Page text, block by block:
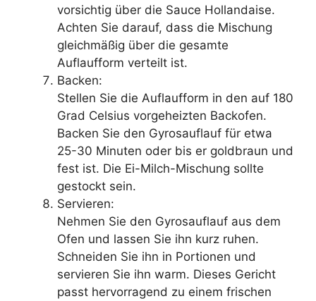
vorsichtig über die Sauce Hollandaise.
Achten Sie darauf, dass die Mischung
gleichmäßig über die gesamte
Auflaufform verteilt ist.
Backen:
Stellen Sie die Auflaufform in den auf 180
Grad Celsius vorgeheizten Backofen.
Backen Sie den Gyrosauflauf für etwa
25-30 Minuten oder bis er goldbraun und
fest ist. Die Ei-Milch-Mischung sollte
gestockt sein.
Servieren:
Nehmen Sie den Gyrosauflauf aus dem
Ofen und lassen Sie ihn kurz ruhen.
Schneiden Sie ihn in Portionen und
servieren Sie ihn warm. Dieses Gericht
passt hervorragend zu einem frischen